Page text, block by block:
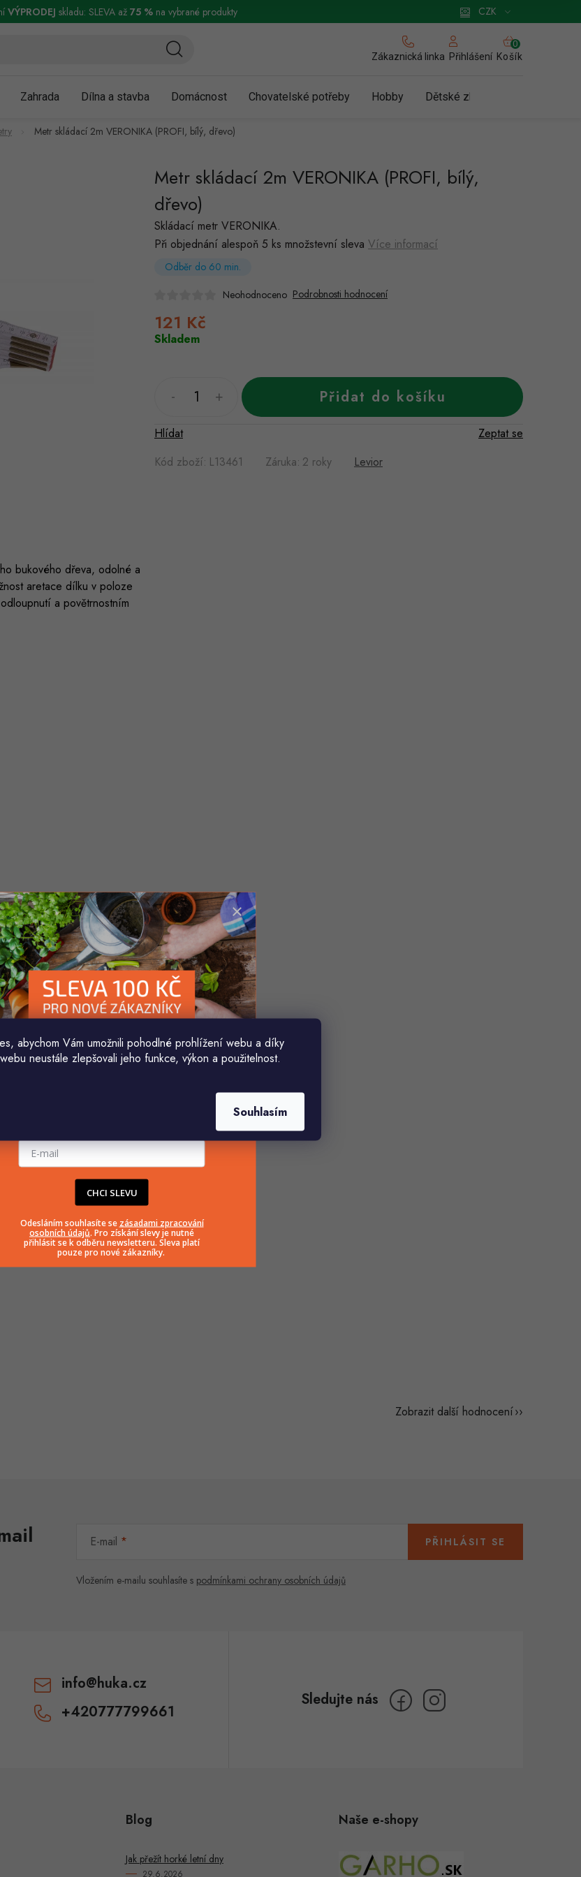
abychom Vám umožnili pohodlné prohlížení webu a díky
neustále zlepšovali jeho funkce, výkon a použitelnost.
Souhlasím
Podmínky ochrany osobních údajů Obchodní podmínky pro podnikatele Zásady používání cookies
CZK
VÝPRODEJ skladu: SLEVA až 75 %na vybrané produkty
Zákaznická linka Přihlášení
NÁKUPNÍ
KOŠÍK
Košík
Zahrada Dílna a stavba Domácnost Chovatelské potřeby Hobby Dětské zboží a hračky
Metr skládací 2m VERONIKA (PROFI, bílý, dřevo)
Metr skládací 2m VERONIKA (PROFI, bílý,
dřevo)
Odběr do 60 min.
Skládací metr VERONIKA.
Při objednání alespoň 5 ks množstevní sleva Více informací
Neohodnoceno Podrobnosti hodnocení
121 Kč
Skladem
Přidat do košíku
Kód zboží: L13461 Záruka: 2 roky Levior
Zeptat se
Hlídat
bukového dřeva, odolné a
aretace dílku v poloze
a povětrnostním
Zobrazit další hodnocení
E-mail
Vložením e-mailu souhlasíte s podmínkami ochrany osobních údajů
PŘIHLÁSIT SE
info@huka.cz
+420777799661
Blog
Jak přežít horké letní dny
29.6.2026
Naše e-shopy
CHCI SLEVU
Odesláním souhlasíte se zásadami zpracování
osobních údajů. Pro získání slevy je nutné
přihlásit se k odběru newsletteru. Sleva platí
pouze pro nové zákazníky.